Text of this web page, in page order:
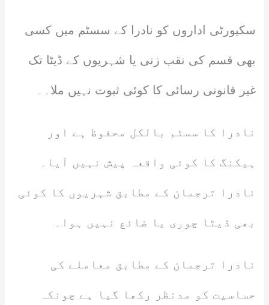
سکیورٹی اداروں کو نادرا کے سسٹم میں کسی
بھی قسم کی نقب زنی یا شہریوں کے ڈیٹا تک
غیر قانونی رسائی کا کوئی ثبوت نہیں ملا۔۔
نادرا کا سسٹم بالکل محفوظ ہے اور
ہیکنگ کا کوئی واقعہ پیش نہیں آیا۔
نادرا ترجمان کے مطابق شہریوں کا کوئی
بھی ڈیٹا چوری یا ضائع نہیں ہوا۔
نادرا ترجمان کے مطابق معاملے کی
حساسیت کو مدنظر رکھا گیا ہے چونکہ